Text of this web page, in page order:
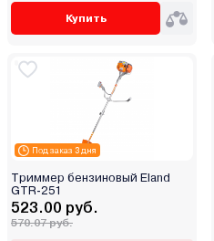
Купить
Под заказ 3 дня
Триммер бензиновый Eland
GTR-251
523.00 руб.
570.07 руб.